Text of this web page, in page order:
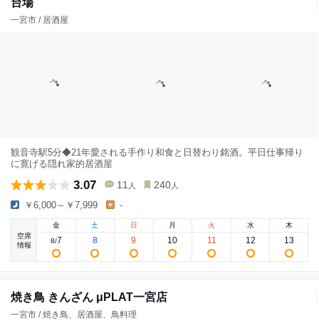
台場
一宮市 / 居酒屋
観音寺駅5分◆21年愛される手作り和食と日替わり銘酒。平日仕事帰り
に寛げる隠れ家的居酒屋
3.07 11 人 240 人
￥6,000～￥7,999 -
空席
情報
金
8/7
土
8
日
9
月
10
火
11
水
12
木
13
焼き鳥 きんざん μPLAT一宮店
一宮市 / 焼き鳥、居酒屋、鳥料理